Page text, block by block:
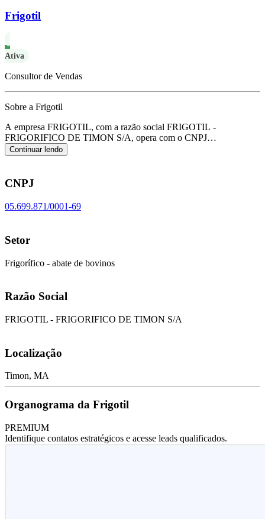
Frigotil
Ativa
Consultor de Vendas
Sobre a Frigotil
A empresa FRIGOTIL, com a razão social FRIGOTIL -
FRIGORIFICO DE TIMON S/A, opera com o CNPJ
05.699.871/0001-69 e tem sua sede localizada em Timon/MA.
foco principal de atuação é de frigorífico - abate de bovinos, de
Continuar lendo
CNPJ
05.699.871/0001-69
Setor
Frigorífico - abate de bovinos
Razão Social
FRIGOTIL - FRIGORIFICO DE TIMON S/A
Localização
Timon, MA
Organograma da Frigotil
PREMIUM
Identifique contatos estratégicos e acesse leads qualificados.